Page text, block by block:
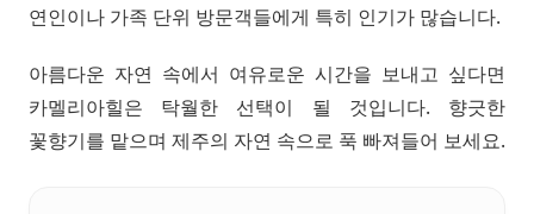
연인이나 가족 단위 방문객들에게 특히 인기가 많습니다.
아름다운 자연 속에서 여유로운 시간을 보내고 싶다면
카멜리아힐은 탁월한 선택이 될 것입니다. 향긋한
꽃향기를 맡으며 제주의 자연 속으로 푹 빠져들어 보세요.